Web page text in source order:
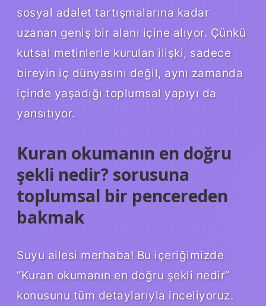
sosyal adalet tartışmalarına kadar
uzanan geniş bir alanı içine alıyor. Çünkü
kutsal metinlerle kurulan ilişki, sadece
bireyin iç dünyasını değil, aynı zamanda
içinde yaşadığı toplumsal yapıyı da
yansıtıyor.
Kuran okumanın en doğru
şekli nedir? sorusuna
toplumsal bir pencereden
bakmak
Suyu ailesi merhaba! Bu içeriğimizde
“Kuran okumanın en doğru şekli nedir”
konusunu tüm detaylarıyla inceliyoruz.